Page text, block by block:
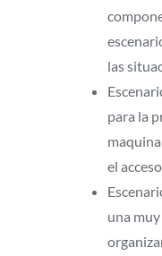
las
para la
el
una